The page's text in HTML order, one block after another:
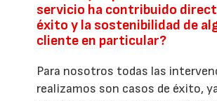
servicio ha contribuido
éxito y la sostenibilidad de
cliente en particular?
Para nosotros todas las
realizamos son casos de éxito,